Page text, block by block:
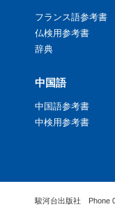
フランス語参考書
仏検用参考書
辞典
中国語
中国語参考書
中検用参考書
駿河台出版社 Phone